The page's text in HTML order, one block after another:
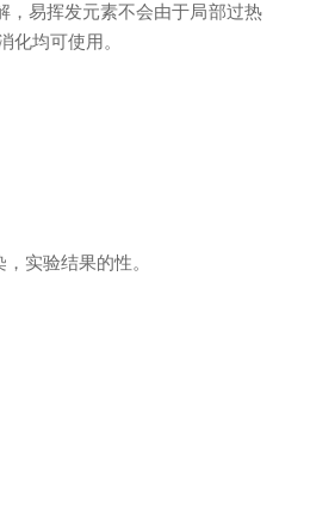
，易挥发元素不会由于局部过热
均可使用。
实验结果的性。